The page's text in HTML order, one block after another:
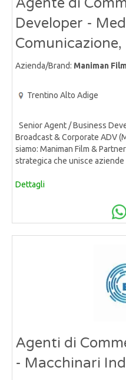
Developer -
Azienda/Brand: Maniman
Trentino Alto Adige
Senior Agent / Business
Broadcast & Corporate ADV
siamo: Maniman Film &
strategica che unisce aziende
Dettagli
Agenti di
- Macchinari